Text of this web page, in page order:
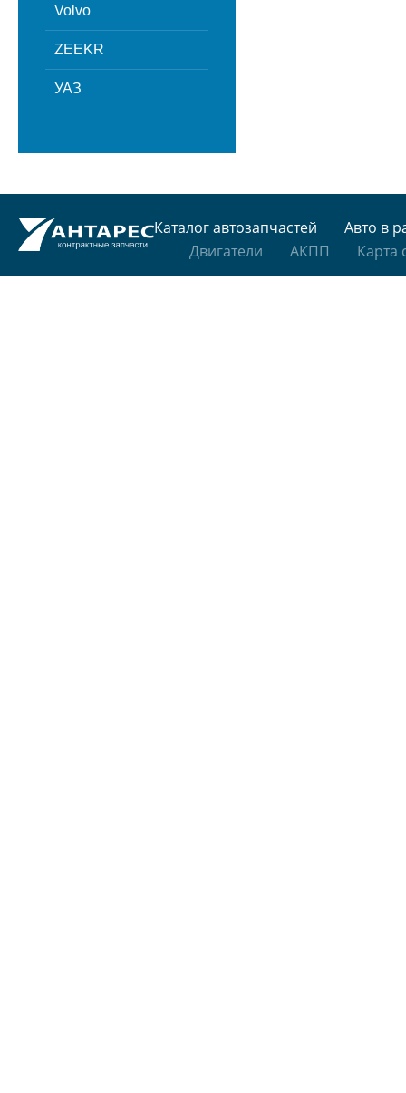
Volvo
ZEEKR
УАЗ
Каталог автозапчастей
Авто в
Двигатели
АКПП Карта